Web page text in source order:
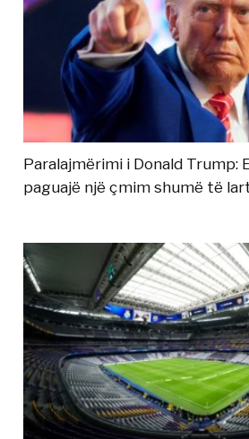
Paralajmërimi i Donald Trump:
paguajë një çmim shumë të